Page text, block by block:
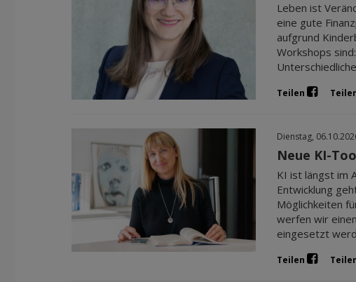
Leben ist
eine gute
aufgrund
Workshops
Teilen
Dienstag,
Neue KI-
KI ist längst im
Entwicklung
Möglichkeiten
werfen wir
eingesetzt
Teilen